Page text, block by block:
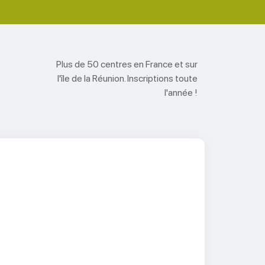
Plus de 50 centres en France et sur
l'île de la Réunion. Inscriptions toute
l'année !